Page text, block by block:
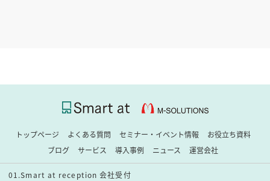
トップページ よくある質問 セミナー・イベント情報
お役立ち資料
ブログ
サービス 導入事例 ニュース 運営会社
01.Smart at reception 会社受付